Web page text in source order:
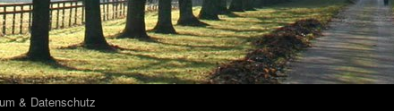
& Datenschutz